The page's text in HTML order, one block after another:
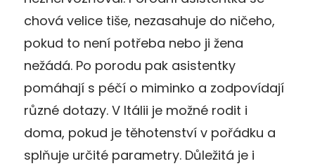
chová velice tiše, nezasahuje do ničeho,
pokud to není potřeba nebo ji žena
nežádá. Po porodu pak asistentky
pomáhají s péčí o miminko a zodpovídají
různé dotazy. V Itálii je možné rodit i
doma, pokud je těhotenství v pořádku a
splňuje určité parametry. Důležitá je i